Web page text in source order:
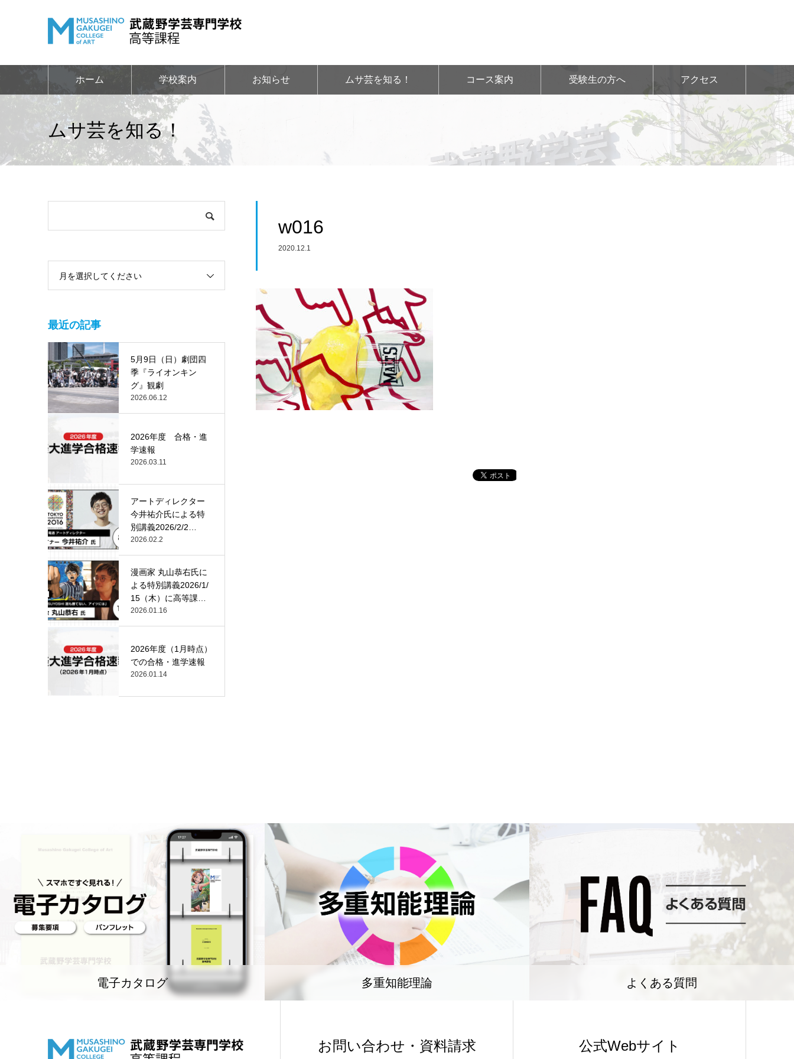
ホーム 学校案内 お知らせ ムサ芸を知る！ コース案内 受験生の方へ アクセス
ムサ芸を知る！
w016
2020.12.1
月を選択してください
最近の記事
5月9日（日）劇団四
季『ライオンキン
グ』観劇
2026.06.12
2026年度 合格・進
学速報
2026.03.11
アートディレクター
今井祐介氏による特
別講義2026/2/2
（月）…
2026.02.2
漫画家 丸山恭右氏に
よる特別講義2026/1/
15（木）に高等課
程…
2026.01.16
2026年度（1月時点）
での合格・進学速報
2026.01.14
電子カタログ 多重知能理論 よくある質問
お問い合わせ・資料請求 公式Webサイト